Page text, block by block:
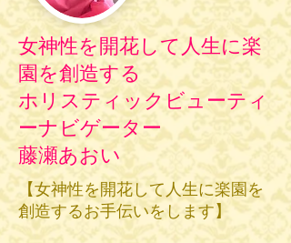
女神性を開花して人生に楽
園を創造する
ホリスティックビューティ
ーナビゲーター
藤瀬あおい
【女神性を開花して人生に楽園を
創造するお手伝いをします】